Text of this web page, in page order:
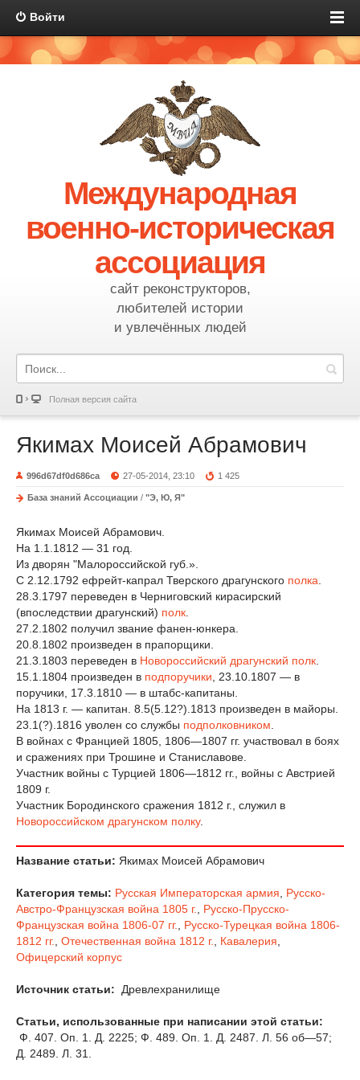
Войти
Международная
военно-историческая
ассоциация
сайт реконструкторов,
любителей истории
и увлечённых людей
Полная версия сайта
Якимах Моисей Абрамович
996d67df0d686ca 27-05-2014, 23:10 1 425
База знаний Ассоциации / "Э, Ю, Я"
Якимах Моисей Абрамович.
На 1.1.1812 — 31 год.
Из дворян "Малороссийской губ.».
С 2.12.1792 ефрейт-капрал Тверского драгунского полка
28.3.1797 переведен в Черниговский кирасирский
(впоследствии драгунский) полк
27.2.1802 получил звание фанен-юнкера.
20.8.1802 произведен в прапорщики.
21.3.1803 переведен в Новороссийский драгунский полк
15.1.1804 произведен в подпоручики , 23.10.1807 — в
поручики, 17.3.1810 — в штабс-капитаны.
На 1813 г. — капитан. 8.5(5.12?).1813 произведен в майоры.
23.1(?).1816 уволен со службы подполковником
В войнах с Францией 1805, 1806—1807 гг. участвовал в боях
и сражениях при Трошине и Станиславове.
Участник войны с Турцией 1806—1812 гг., войны с Австрией
1809 г.
Участник Бородинского сражения 1812 г., служил в
Новороссийском драгунском полку.
Название статьи: Якимах Моисей Абрамович
Категория темы: Русская Императорская армия
Русско-
Австро-Французская война 1805 г.
Русско-Прусско-
Французская война 1806-07 гг.
Русско-Турецкая война 1806-
1812 гг.
Отечественная война 1812 г. Кавалерия
Офицерский корпус
Источник статьи: Древлехранилище
Статьи, использованные при написании этой статьи:
Ф. 407. Оп. 1. Д. 2225; Ф. 489. Оп. 1. Д. 2487. Л. 56 об—57;
Д. 2489. Л. 31.